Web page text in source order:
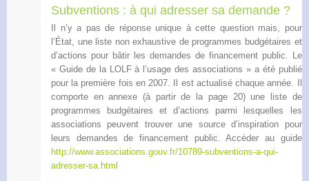
Subventions : à qui adresser sa demande ?
Il n’y a pas de réponse unique à cette question mais, pour
l’État, une liste non exhaustive de programmes budgétaires et
d’actions pour bâtir les demandes de financement public. Le
« Guide de la LOLF à l’usage des associations » a été publié
pour la première fois en 2007. Il est actualisé chaque année. Il
comporte en annexe (à partir de la page 20) une liste de
programmes budgétaires et d’actions parmi lesquelles les
associations peuvent trouver une source d’inspiration pour
leurs demandes de financement public. Accéder au guide
http://www.associations.gouv.fr/10789-subventions-a-qui-
adresser-sa.html